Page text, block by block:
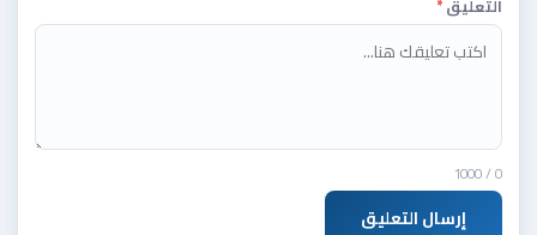
التعليق*
0
/ 1000
إرسال التعليق